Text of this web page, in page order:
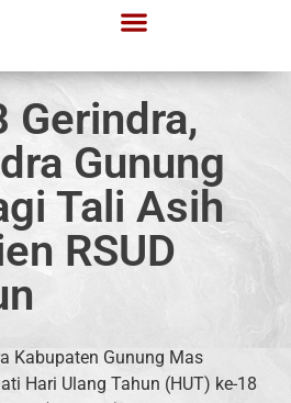
Gerindra,
Gunung
Tali Asih
RSUD
Hari Ulang Tahun (HUT) ke-18